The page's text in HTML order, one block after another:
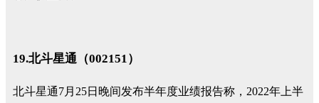
19.北斗星通（002151）
北斗星通7月25日晚间发布半年度业绩报告称，2022年上半